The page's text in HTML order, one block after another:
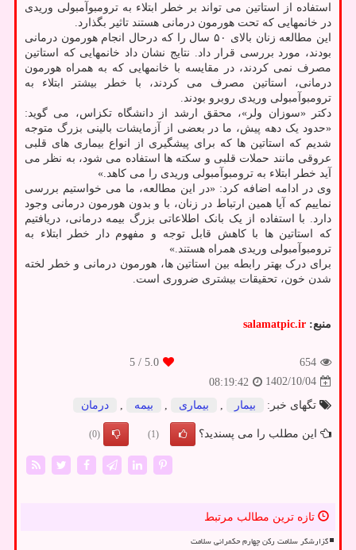
استفاده از استاتین می تواند بر خطر ابتلاء به ترومبوآمبولی وریدی
در خانمهایی که تحت هورمون درمانی هستند تاثیر بگذارد.
این مطالعه زنان بالای ۵۰ سال را که درحال انجام هورمون درمانی
بودند، مورد بررسی قرار داد. نتایج نشان داد خانمهایی که استاتین
مصرف نمی کردند، در مقایسه با خانمهایی که به همراه هورمون
درمانی، استاتین مصرف می کردند، با خطر بیشتر ابتلاء به
ترومبوآمبولی وریدی روبرو بودند.
دکتر «سوزان ولر»، محقق ارشد از دانشگاه تکزاس، می گوید:
«حدود یک دهه پیش، ما در بعضی از آزمایشات بالینی بزرگ متوجه
شدیم که استاتین ها که برای پیشگیری از انواع بیماری های قلبی
عروقی مانند حملات قلبی و سکته ها استفاده می شود، به نظر می
آید خطر ابتلاء به ترومبوآمبولی وریدی را می کاهد.»
وی در ادامه اضافه کرد: «در این مطالعه، ما می خواستیم بررسی
نماییم که آیا همین ارتباط در زنان، با و بدون هورمون درمانی وجود
دارد. با استفاده از یک بانک اطلاعاتی بزرگ بیمه درمانی، دریافتیم
که استاتین ها با کاهش قابل توجه و مفهوم دار خطر ابتلاء به
ترومبوآمبولی وریدی همراه هستند.»
برای درک بهتر رابطه بین استاتین ها، هورمون درمانی و خطر لخته
شدن خون، تحقیقات بیشتری ضروری است.
منبع: salamatpic.ir
654
5.0
/ 5
1402/10/04
08:19:42
تگهای خبر:
بیمار بیماری بیمه درمان
این مطلب را می پسندید؟ (1)
(0)
تازه ترین مطالب مرتبط
گزارشگر سلامت رکن چهارم حکمرانی سلامت